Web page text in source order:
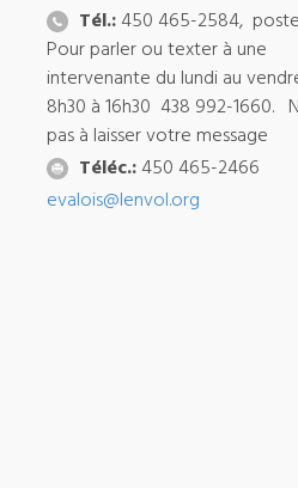
Tél.:450 465-2584,
Pour parler ou texter à une
intervenante du lundi au
8h30 à 16h30 438 992-1660.
pas à laisser votre message
Téléc.:450 465-2466
evalois@lenvol.org